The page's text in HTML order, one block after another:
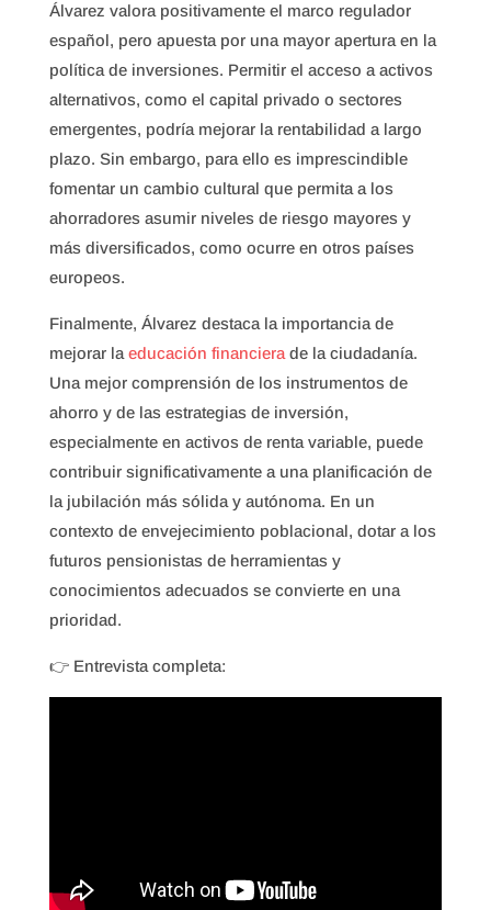
Álvarez valora positivamente el marco regulador
español, pero apuesta por una mayor apertura en la
política de inversiones. Permitir el acceso a activos
alternativos, como el capital privado o sectores
emergentes, podría mejorar la rentabilidad a largo
plazo. Sin embargo, para ello es imprescindible
fomentar un cambio cultural que permita a los
ahorradores asumir niveles de riesgo mayores y
más diversificados, como ocurre en otros países
europeos.
Finalmente, Álvarez destaca la importancia de
mejorar la educación financierade la ciudadanía.
Una mejor comprensión de los instrumentos de
ahorro y de las estrategias de inversión,
especialmente en activos de renta variable, puede
contribuir significativamente a una planificación de
la jubilación más sólida y autónoma. En un
contexto de envejecimiento poblacional, dotar a los
futuros pensionistas de herramientas y
conocimientos adecuados se convierte en una
prioridad.
👉 Entrevista completa: